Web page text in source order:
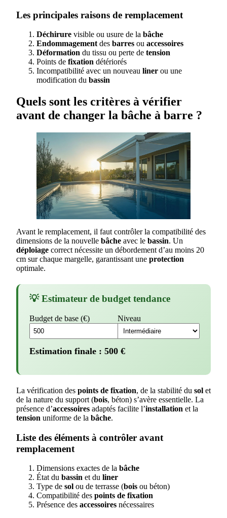
Les principales raisons de remplacement
Déchirure visible ou usure de la bâche
Endommagement des barres ou accessoires
Déformation du tissu ou perte de tension
Points de fixation détériorés
Incompatibilité avec un nouveau liner ou une
modification du bassin
Quels sont les critères à vérifier
avant de changer la bâche à barre ?
Avant le remplacement, il faut contrôler la compatibilité des
dimensions de la nouvelle bâche avec le bassin. Un
déploiage correct nécessite un débordement d’au moins 20
cm sur chaque margelle, garantissant une protection
optimale.
💡 Estimateur de budget tendance
Budget de base (€) Niveau
Estimation finale : 500 €
La vérification des points de fixation, de la stabilité du sol et
de la nature du support (bois, béton) s’avère essentielle. La
présence d’accessoires adaptés facilite l’installation et la
tension uniforme de la bâche.
Liste des éléments à contrôler avant
remplacement
Dimensions exactes de la bâche
État du bassin et du liner
Type de sol ou de terrasse (bois ou béton)
Compatibilité des points de fixation
Présence des accessoires nécessaires